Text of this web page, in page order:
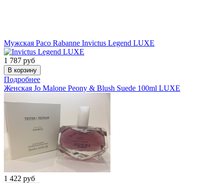
Мужская Paco Rabanne Invictus Legend LUXE
1 787 руб
Подробнее
Женская Jo Malone Peony & Blush Suede 100ml LUXE
1 422 руб